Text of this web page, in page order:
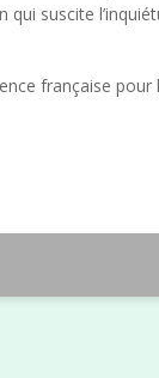
suscite
française pour